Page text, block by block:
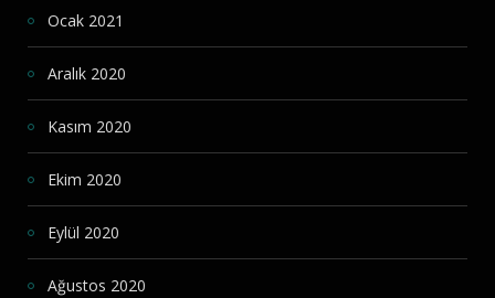
Ocak 2021
Aralık 2020
Kasım 2020
Ekim 2020
Eylül 2020
Ağustos 2020